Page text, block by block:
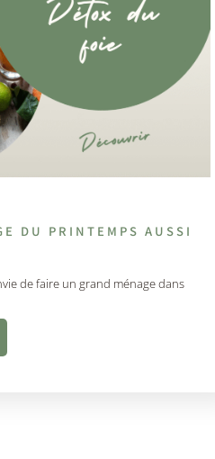
DU PRINTEMPS AUSSI
de faire un grand ménage dans